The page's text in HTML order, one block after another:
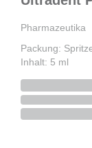
Pharmazeutika
Packung:
Inhalt: 5 ml